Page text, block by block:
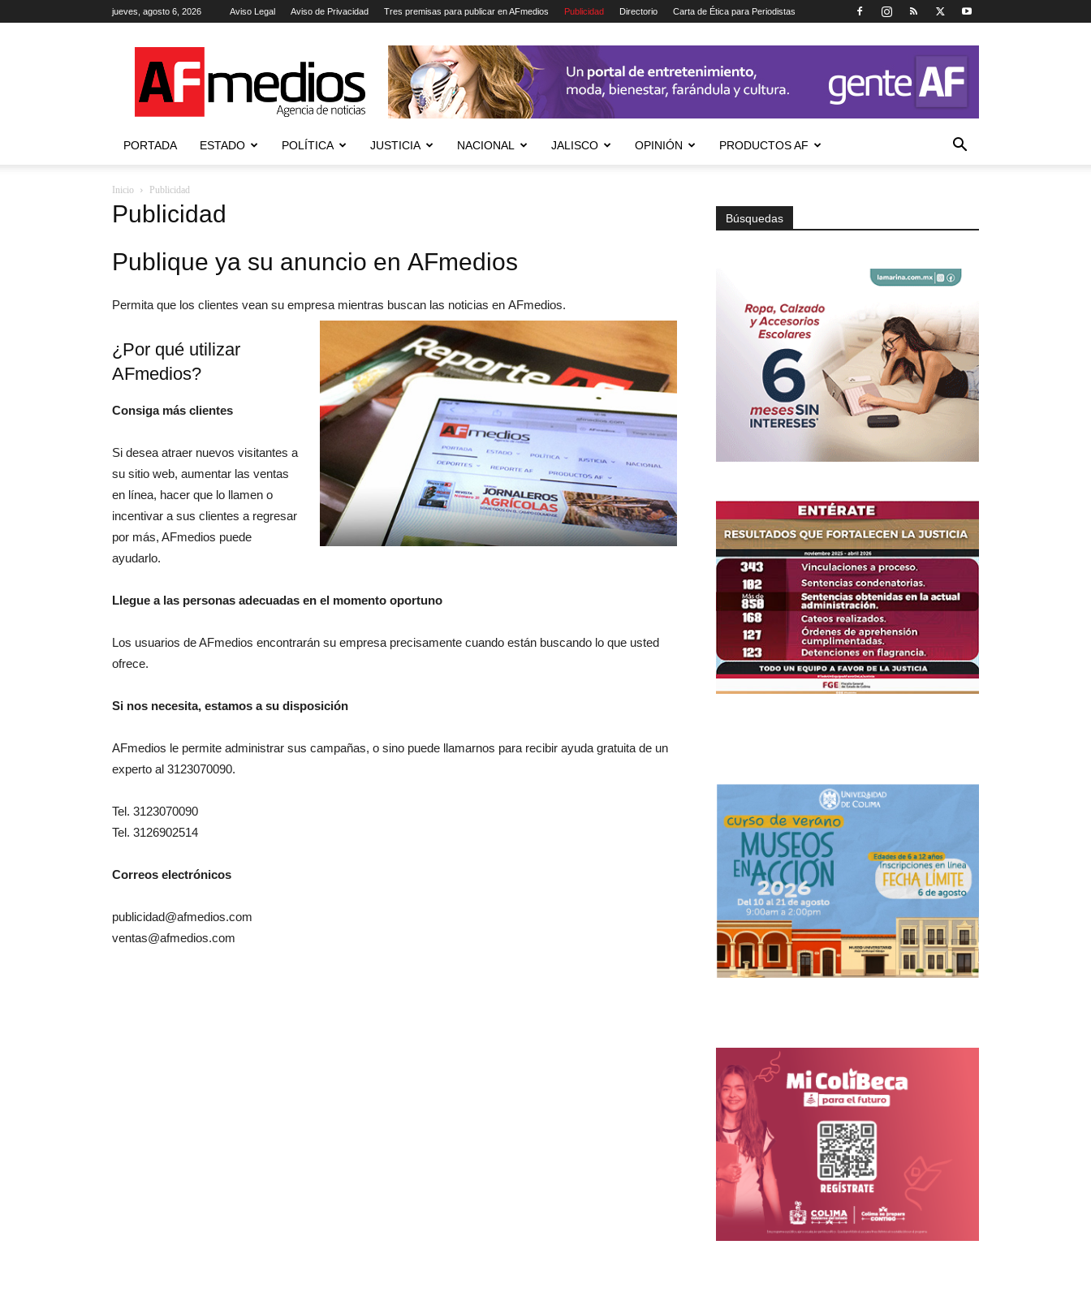
jueves, agosto 6, 2026 Aviso Legal Aviso de Privacidad Tres premisas para publicar en AFmedios Publicidad Directorio Carta de Ética para Periodistas
Agencia
de
Noticias
PORTADA ESTADO POLÍTICA JUSTICIA NACIONAL JALISCO OPINIÓN PRODUCTOS AF
Inicio Publicidad
Publicidad
Publique ya su anuncio en AFmedios
Permita que los clientes vean su empresa mientras buscan las noticias en AFmedios.
¿Por qué utilizar
AFmedios?
Consiga más clientes
Si desea atraer nuevos visitantes a
su sitio web, aumentar las ventas
en línea, hacer que lo llamen o
incentivar a sus clientes a regresar
por más, AFmedios puede
ayudarlo.
Llegue a las personas adecuadas en el momento oportuno
Los usuarios de AFmedios encontrarán su empresa precisamente cuando están buscando lo que usted
ofrece.
Si nos necesita, estamos a su disposición
AFmedios le permite administrar sus campañas, o sino puede llamarnos para recibir ayuda gratuita de un
experto al 3123070090.
Tel. 3123070090
Tel. 3126902514
Correos electrónicos
publicidad@afmedios.com
ventas@afmedios.com
Búsquedas